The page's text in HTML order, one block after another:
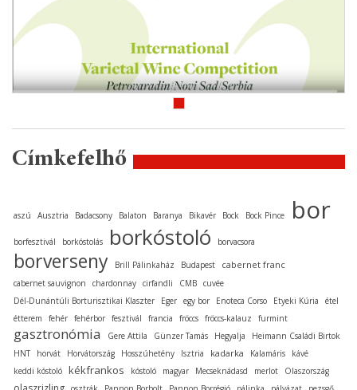
Címkefelhő
aszú Ausztria Badacsony Balaton Baranya Bikavér Bock Bock Pince bor
borfesztivál borkóstolás borkóstoló borvacsora
borverseny Brill Pálinkaház Budapest cabernet franc
cabernet sauvignon chardonnay cirfandli CMB cuvée
Dél-Dunántúli Borturisztikai Klaszter
Eger egy bor Enoteca Corso Etyeki Kúria
étel
étterem
fehér fehérbor fesztivál francia fröccs fröccs-kalauz furmint
gasztronómia Gere Attila Günzer Tamás Hegyalja
Heimann Családi Birtok
HNT
horvát Horvátország Hosszúhetény Isztria kadarka Kalamáris
kávé
keddi kóstoló kékfrankos kóstoló magyar Mecseknádasd merlot Olaszország